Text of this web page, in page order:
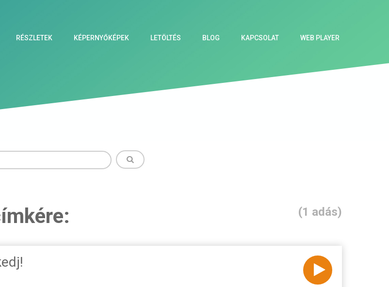
RÉSZLETEK KÉPERNYŐKÉPEK LETÖLTÉS BLOG KAPCSOLAT WEB PLAYER
(1 adás)